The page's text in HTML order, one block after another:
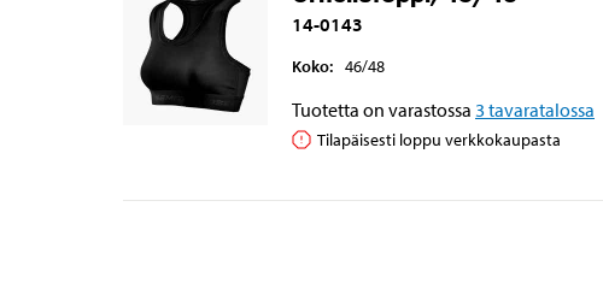
14-0143
Koko: 46/48
Tuotetta on varastossa 3 tavaratalossa
Tilapäisesti loppu verkkokaupasta